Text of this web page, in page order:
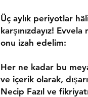
Üç aylık periyotlar
karşınızdayız!
onu izah edelim:
Her ne kadar bu
ve içerik olarak,
Necip Fazıl ve